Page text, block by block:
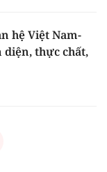
hệ Việt Nam-
thực chất,